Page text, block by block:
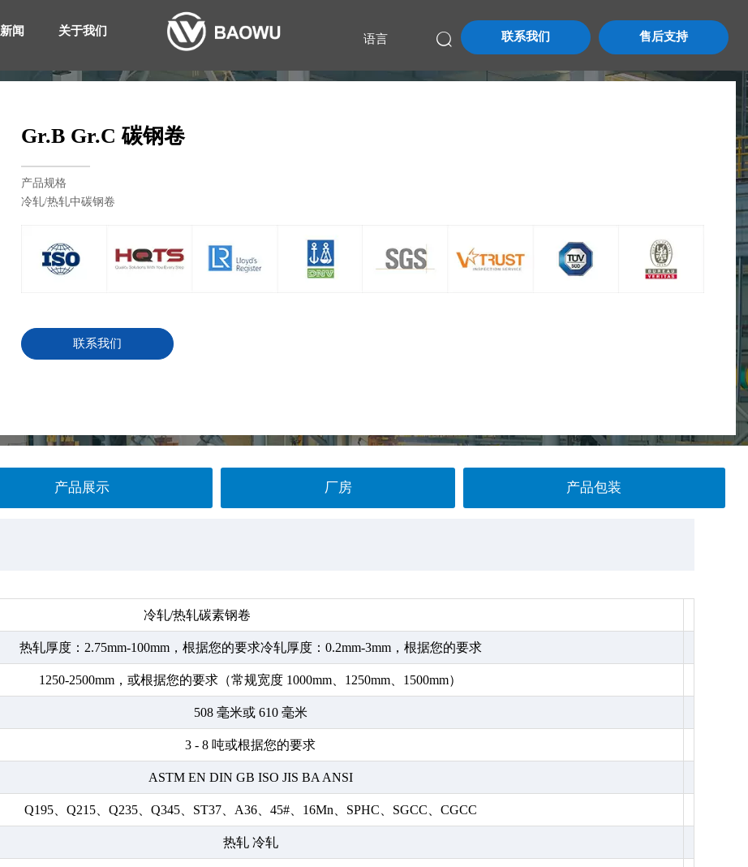
新闻 关于我们
语言  联系我们 售后支持
Gr.B Gr.C 碳钢卷
产品规格
冷轧/热轧中碳钢卷
联系我们
产品展示 厂房 产品包装
冷轧/热轧碳素钢卷
热轧厚度：2.75mm-100mm，根据您的要求冷轧厚度：0.2mm-3mm，根据您的要求
1250-2500mm，或根据您的要求（常规宽度 1000mm、1250mm、1500mm）
508 毫米或 610 毫米
3 - 8 吨或根据您的要求
ASTM EN DIN GB ISO JIS BA ANSI
Q195、Q215、Q235、Q345、ST37、A36、45#、16Mn、SPHC、SGCC、CGCC
热轧 冷轧